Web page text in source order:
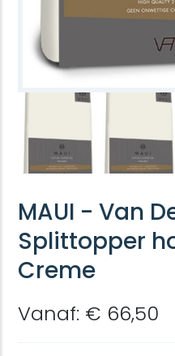
MAUI - Van
Splittopper
Creme
Vanaf: € 66,50